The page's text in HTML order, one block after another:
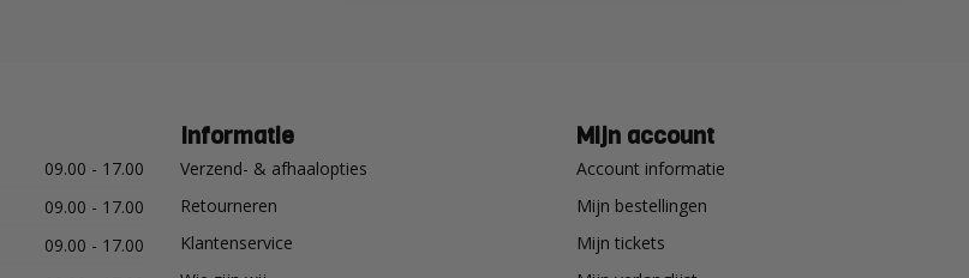
09.00 - 17.00
09.00 - 17.00
09.00 - 17.00
Informatie
Verzend- & afhaalopties
Retourneren
Klantenservice
Mijn account
Account informatie
Mijn bestellingen
Mijn tickets